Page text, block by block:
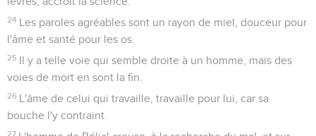
24 Les paroles agréables sont un rayon de miel, douceur pour
l'âme et santé pour les os.
25 Il y a telle voie qui semble droite à un homme, mais des
voies de mort en sont la fin.
26 L'âme de celui qui travaille, travaille pour lui, car sa
bouche l'y contraint.
27